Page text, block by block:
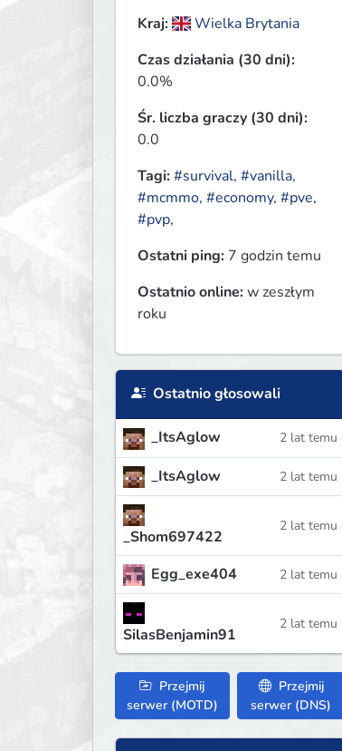
Kraj:
Wielka Brytania
Czas działania (30 dni):
0.0%
Śr. liczba graczy (30 dni):
0.0
Tagi:#survival, #vanilla,
#mcmmo, #economy, #pve,
#pvp,
Ostatni ping: 7 godzin temu
Ostatnio online:w zeszłym
roku
Ostatnio głosowali
_ItsAglow 2 lat temu
_ItsAglow 2 lat temu
_Shom697422
2 lat temu
Egg_exe404 2 lat temu
SilasBenjamin91
2 lat temu
Przejmij
serwer (MOTD)
Przejmij
serwer (DNS)